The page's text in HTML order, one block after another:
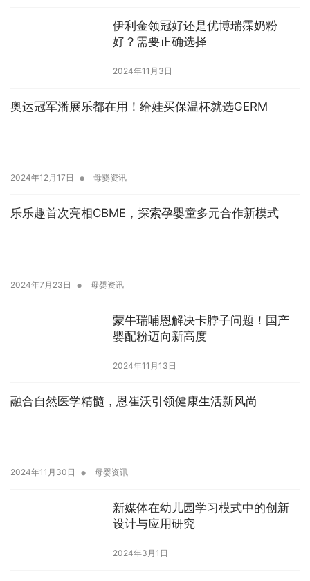
伊利金领冠好还是优博瑞霂奶粉
好？需要正确选择
2024年11月3日
奥运冠军潘展乐都在用！给娃买保温杯就选GERM
2024年12月17日 • 母婴资讯
乐乐趣首次亮相CBME，探索孕婴童多元合作新模式
2024年7月23日 • 母婴资讯
蒙牛瑞哺恩解决卡脖子问题！国产
婴配粉迈向新高度
2024年11月13日
融合自然医学精髓，恩崔沃引领健康生活新风尚
2024年11月30日 • 母婴资讯
新媒体在幼儿园学习模式中的创新
设计与应用研究
2024年3月1日